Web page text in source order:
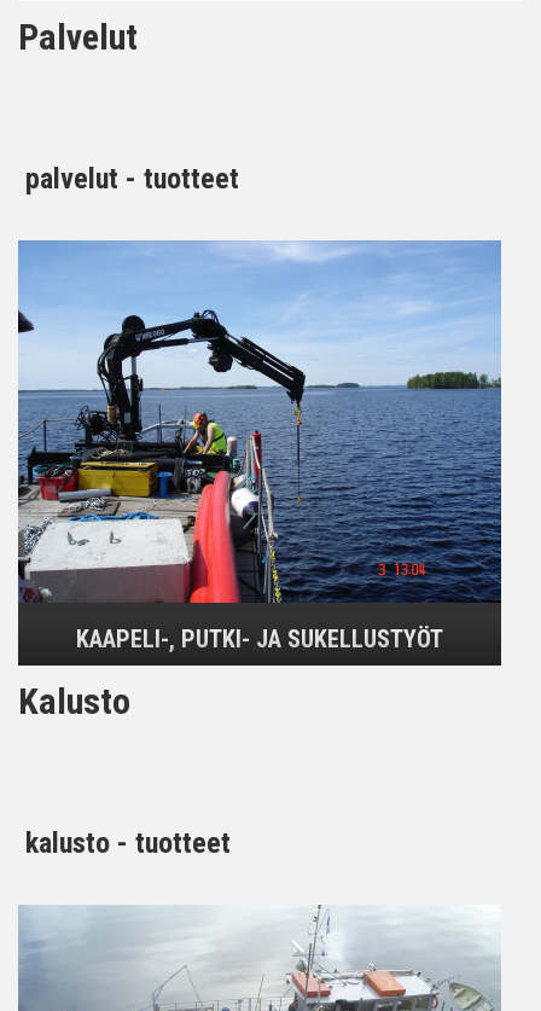
Palvelut
palvelut - tuotteet
KAAPELI-, PUTKI- JA SUKELLUSTYÖT
Kalusto
kalusto - tuotteet